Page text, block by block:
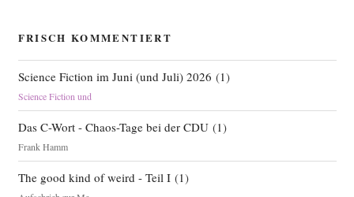
FRISCH KOMMENTIERT
Science Fiction im Juni (und Juli) 2026 (1)
Science Fiction und
Das C-Wort - Chaos-Tage bei der CDU(1)
Frank Hamm
The good kind of weird - Teil I(1)